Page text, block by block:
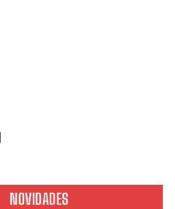
NOVIDADES